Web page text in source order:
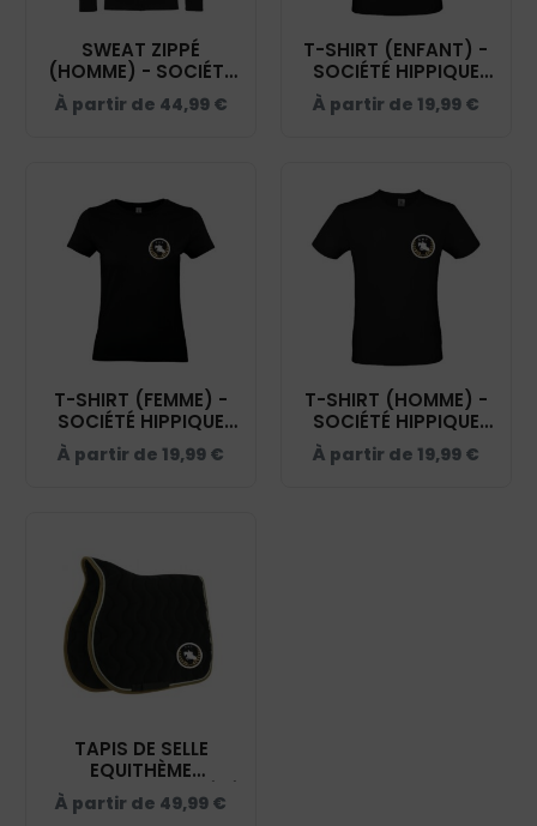
SWEAT ZIPPÉ
(HOMME) - SOCIÉTÉ
HIPPIQUE YONNAISE -
NOIR - BCU03K
À partir de 44,99 €
T-SHIRT (ENFANT) -
SOCIÉTÉ HIPPIQUE
YONNAISE - NOIR -
BC03TK
À partir de 19,99 €
T-SHIRT (FEMME) -
SOCIÉTÉ HIPPIQUE
YONNAISE - NOIR -
BC04T
À partir de 19,99 €
T-SHIRT (HOMME) -
SOCIÉTÉ HIPPIQUE
YONNAISE - NOIR -
BC03T
À partir de 19,99 €
TAPIS DE SELLE
EQUITHÈME
"POLYFUN" - SOCIÉTÉ
HIPPIQUE YONNAISE -
À partir de 49,99 €